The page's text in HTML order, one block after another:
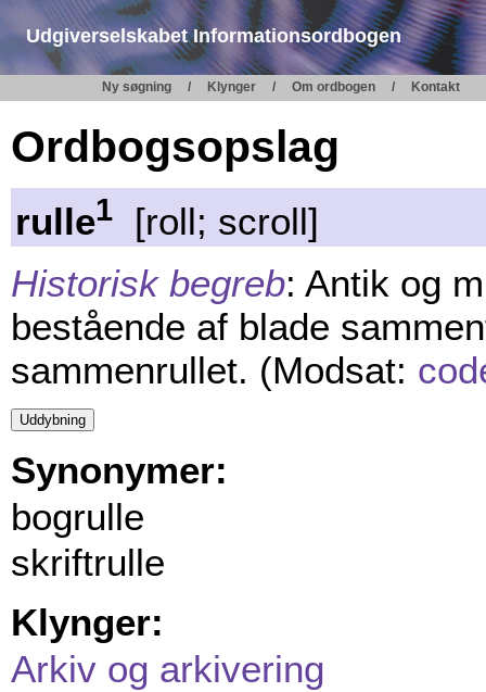
Udgiverselskabet Informationsordbogen
Ny søgning Klynger Om ordbogen Kontakt
Ordbogsopslag
rulle1
[roll; scroll]
Historisk begreb: Antik og
bestående af blade
sammenrullet. (Modsat:
Synonymer:
bogrulle
skriftrulle
Klynger:
Arkiv og arkivering